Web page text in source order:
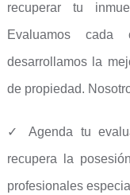
recuperar tu
Evaluamos
desarrollamos la
de propiedad.
✓ Agenda tu
recupera la
profesionales